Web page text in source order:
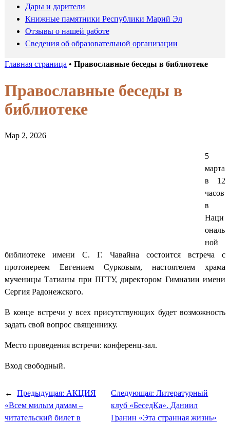
Дары и дарители
Книжные памятники Республики Марий Эл
Отзывы о нашей работе
Сведения об образовательной организации
Главная страница • Православные беседы в библиотеке
Православные беседы в
библиотеке
Мар 2, 2026
5
марта
в 12
часов
в
Наци
ональ
ной
библиотеке имени С. Г. Чавайна состоится встреча с
протоиереем Евгением Сурковым, настоятелем храма
мученицы Татианы при ПГТУ, директором Гимназии имени
Сергия Радонежского.
В конце встречи у всех присутствующих будет возможность
задать свой вопрос священнику.
Место проведения встречи: конференц-зал.
Вход свободный.
← Предыдущая: АКЦИЯ
«Всем милым дамам –
читательский билет в
Следующая:Литературный
клуб «БеседКа». Даниил
Гранин «Эта странная жизнь»